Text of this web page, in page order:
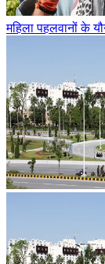
महिला पहलवानों के